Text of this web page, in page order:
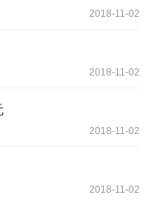
2018-11-02
2018-11-02
2018-11-02
2018-11-02